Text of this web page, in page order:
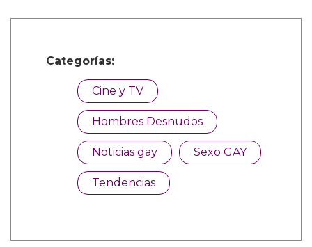
Categorías:
Cine y TV
Hombres Desnudos
Noticias gay Sexo GAY
Tendencias